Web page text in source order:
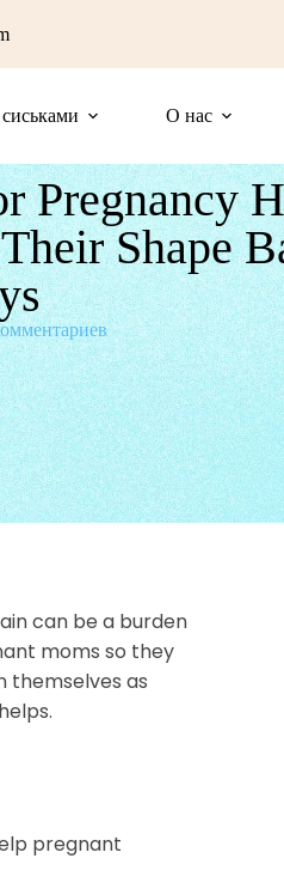
О нас
Pregnancy
Shape
can be a burden
moms so they
themselves as
pregnant